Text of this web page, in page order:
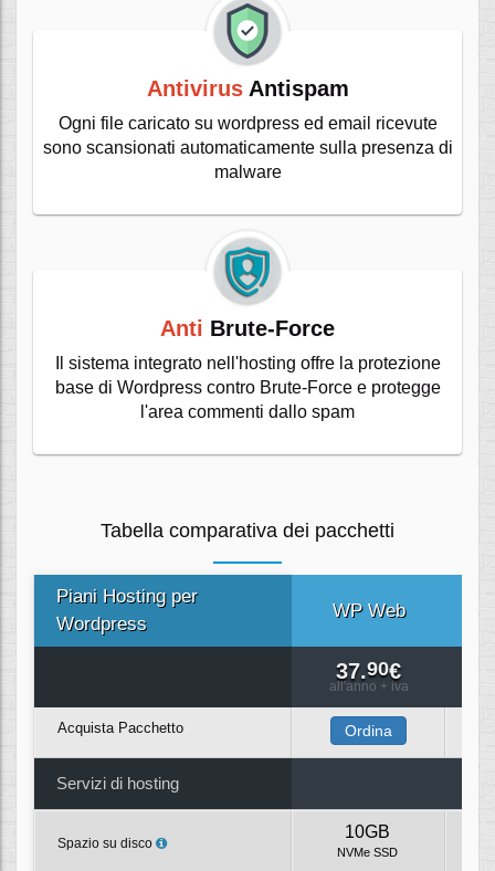
Antivirus Antispam
Ogni file caricato su wordpress ed email ricevute
sono scansionati automaticamente sulla presenza di
malware
Anti Brute-Force
Il sistema integrato nell'hosting offre la protezione
base di Wordpress contro Brute-Force e protegge
l'area commenti dallo spam
Tabella comparativa dei pacchetti
Piani Hosting per
Wordpress
Acquista Pacchetto
Servizi di hosting
Spazio su disco
WP Web
37.90€
all'anno + iva
Ordina
10GB
NVMe SSD